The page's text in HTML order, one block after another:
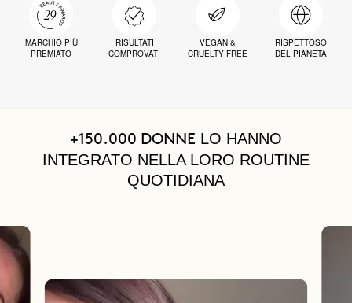
MARCHIO PIÙ
PREMIATO
RISULTATI
COMPROVATI
VEGAN &
CRUELTY FREE
RISPETTOSO
DEL PIANETA
+150.000 DONNE LO HANNO
INTEGRATO NELLA LORO ROUTINE
QUOTIDIANA